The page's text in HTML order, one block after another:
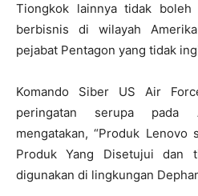
Tiongkok lainnya tidak boleh
berbisnis di wilayah
pejabat Pentagon yang tidak
Komando Siber US Air
peringatan serupa pada
mengatakan, “Produk
Produk Yang Disetujui dan
digunakan di lingkungan